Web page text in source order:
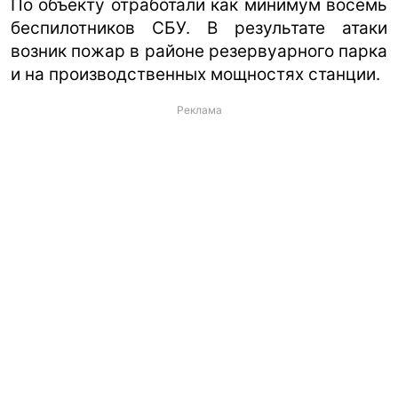
По объекту отработали как минимум восемь
беспилотников СБУ. В результате атаки
возник пожар в районе резервуарного парка
и на производственных мощностях станции.
Реклама